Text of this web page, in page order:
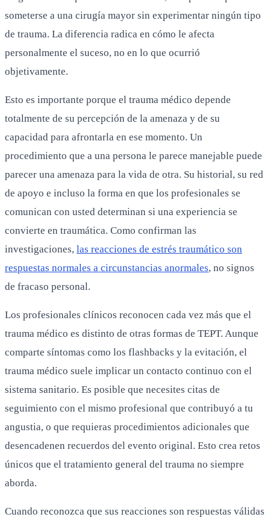
someterse a una cirugía mayor sin experimentar ningún tipo
de trauma. La diferencia radica en cómo le afecta
personalmente el suceso, no en lo que ocurrió
objetivamente.
Esto es importante porque el trauma médico depende
totalmente de su percepción de la amenaza y de su
capacidad para afrontarla en ese momento. Un
procedimiento que a una persona le parece manejable puede
parecer una amenaza para la vida de otra. Su historial, su red
de apoyo e incluso la forma en que los profesionales se
comunican con usted determinan si una experiencia se
convierte en traumática. Como confirman las
investigaciones, las reacciones de estrés traumático son
respuestas normales a circunstancias anormales, no signos
de fracaso personal.
Los profesionales clínicos reconocen cada vez más que el
trauma médico es distinto de otras formas de TEPT. Aunque
comparte síntomas como los flashbacks y la evitación, el
trauma médico suele implicar un contacto continuo con el
sistema sanitario. Es posible que necesites citas de
seguimiento con el mismo profesional que contribuyó a tu
angustia, o que requieras procedimientos adicionales que
desencadenen recuerdos del evento original. Esto crea retos
únicos que el tratamiento general del trauma no siempre
aborda.
Cuando reconozca que sus reacciones son respuestas válidas